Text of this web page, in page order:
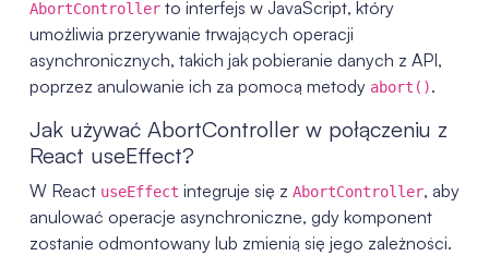
AbortControllerto interfejs w JavaScript, który
umożliwia przerywanie trwających operacji
asynchronicznych, takich jak pobieranie danych z API,
poprzez anulowanie ich za pomocą metody abort().
Jak używać AbortController w połączeniu z
React useEffect?
W React useEffect integruje się z AbortController, aby
anulować operacje asynchroniczne, gdy komponent
zostanie odmontowany lub zmienią się jego zależności.